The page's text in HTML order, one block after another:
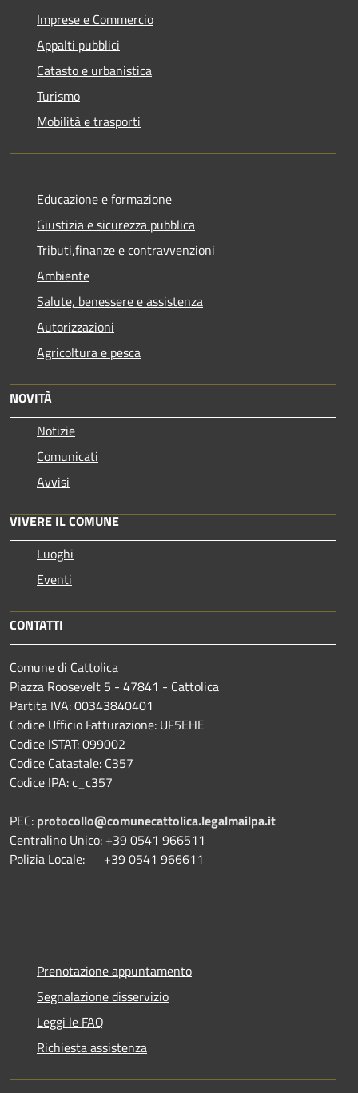
Imprese e Commercio
Appalti pubblici
Catasto e urbanistica
Turismo
Mobilità e trasporti
Educazione e formazione
Giustizia e sicurezza pubblica
Tributi,finanze e contravvenzioni
Ambiente
Salute, benessere e assistenza
Autorizzazioni
Agricoltura e pesca
NOVITÀ
Notizie
Comunicati
Avvisi
VIVERE IL COMUNE
Luoghi
Eventi
CONTATTI
Comune di Cattolica
Piazza Roosevelt 5 - 47841 - Cattolica
Partita IVA: 00343840401
Codice Ufficio Fatturazione: UF5EHE
Codice ISTAT: 099002
Codice Catastale: C357
Codice IPA: c_c357
PEC: protocollo@comunecattolica.legalmailpa.it
Centralino Unico: +39 0541 966511
Polizia Locale: +39 0541 966611
Prenotazione appuntamento
Segnalazione disservizio
Leggi le FAQ
Richiesta assistenza